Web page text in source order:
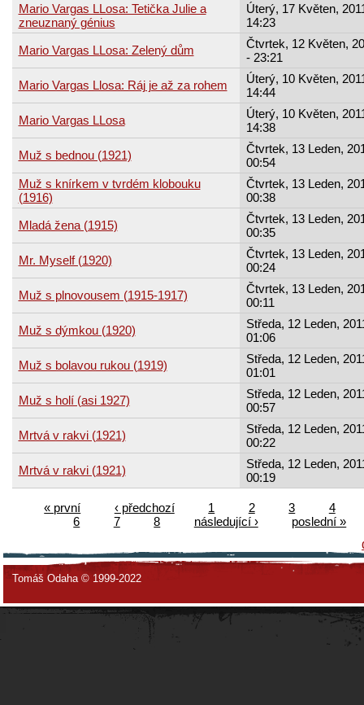
Mario Vargas LLosa: Tetička Julie a
zneuznaný génius
Úterý, 17 Květen,
14:23
Mario Vargas LLosa: Zelený dům
Čtvrtek, 12 Květen,
- 23:21
Mario Vargas Llosa: Ráj je až za rohem
Úterý, 10 Květen,
14:44
Mario Vargas LLosa
Úterý, 10 Květen,
14:38
Muž s bednou (1921)
Čtvrtek, 13 Leden,
00:54
Muž s knírkem v tvrdém klobouku
(1916)
Čtvrtek, 13 Leden,
00:38
Mladá žena (1915)
Čtvrtek, 13 Leden,
00:35
Mr. Myself (1920)
Čtvrtek, 13 Leden,
00:24
Muž s plnovousem (1915-1917)
Čtvrtek, 13 Leden,
00:11
Muž s dýmkou (1920)
Středa, 12 Leden,
01:06
Muž s bolavou rukou (1919)
Středa, 12 Leden,
01:01
Muž s holí (asi 1927)
Středa, 12 Leden,
00:57
Mrtvá v rakvi (1921)
Středa, 12 Leden,
00:22
Mrtvá v rakvi (1921)
Středa, 12 Leden,
00:19
« první ‹ předchozí 1 2 3
4
6
7 8 následující ›
poslední »
Tomáš Odaha © 1999-2022